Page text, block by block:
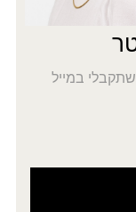
במייל